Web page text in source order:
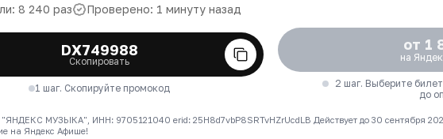
8 240 раз Проверено: 1 минуту назад
DX749988
Скопировать
1 шаг. Скопируйте промокод
от 1
на
2 шаг. Выберите
до
МУЗЫКА", ИНН: 9705121040 erid: 25H8d7vbP8SRTvHZrUcdLB Действует до 30 сентября
на Яндекс Афише!